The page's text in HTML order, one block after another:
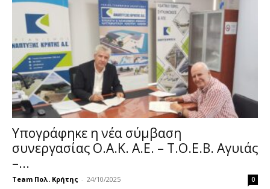
Υπογράφηκε η νέα σύμβαση
συνεργασίας Ο.Α.Κ. Α.Ε. – Τ.Ο.Ε.Β. Αγυιάς
–...
Team Πολ. Κρήτης - 24/10/2025 0